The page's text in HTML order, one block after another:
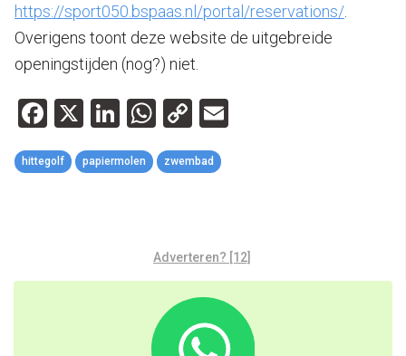
https://sport050.bspaas.nl/portal/reservations/
Overigens toont deze website de uitgebreide
openingstijden (nog?) niet.
Facebook
X LinkedIn
WhatsApp
Copy
Link
hittegolf papiermolen zwembad
Adverteren? [12]